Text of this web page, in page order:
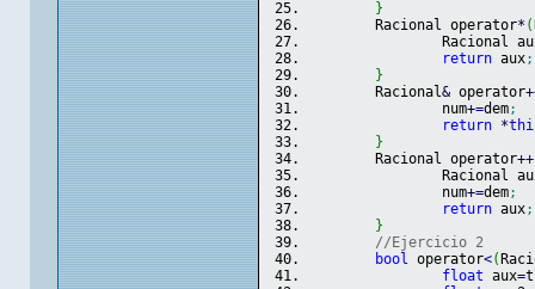
}
	Racional operator
* (
Racional
return aux;
}
	Racional
& operator
		num
+=dem;
return *
}
	Racional operator
++
Racional
		num
+=dem;
return aux;
}
//Ejercicio 2
bool operator<(
float aux=